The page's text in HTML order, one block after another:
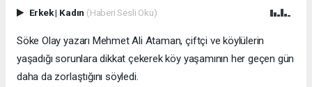
Erkek| Kadın (Haberi Sesli Oku)
Söke Olay yazarı Mehmet Ali Ataman, çiftçi ve köylülerin
yaşadığı sorunlara dikkat çekerek köy yaşamının her geçen gün
daha da zorlaştığını söyledi.